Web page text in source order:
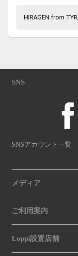
HIRAGEN from
SNS
SNSアカウント一覧
メディア
ご利用案内
Loppi設置店舗